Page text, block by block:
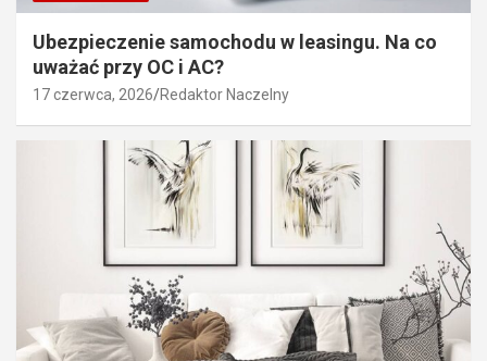
Ubezpieczenie samochodu w leasingu. Na co
uważać przy OC i AC?
17 czerwca, 2026 Redaktor Naczelny